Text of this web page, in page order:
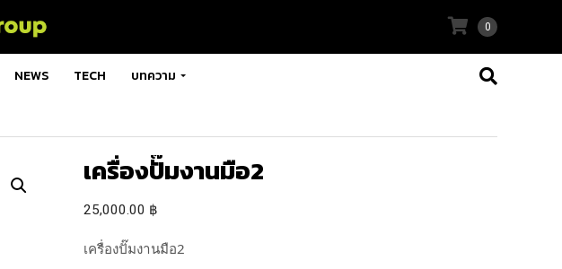
0
NEWS TECH บทความ
เครื่องปั๊มงานมือ2
25,000.00 ฿
เครื่องปั๊มงานมือ2